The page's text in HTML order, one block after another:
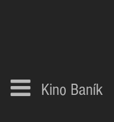
Kino Baník